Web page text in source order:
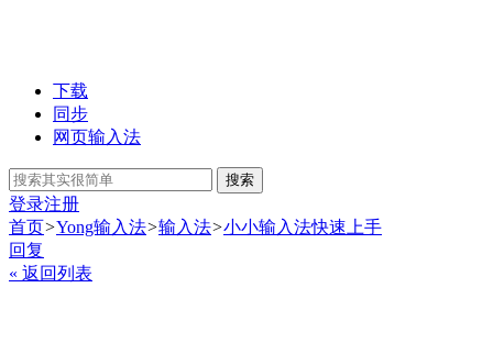
下载
同步
网页输入法
搜索
登录注册
首页>Yong输入法>输入法>小小输入法快速上手
回复
« 返回列表